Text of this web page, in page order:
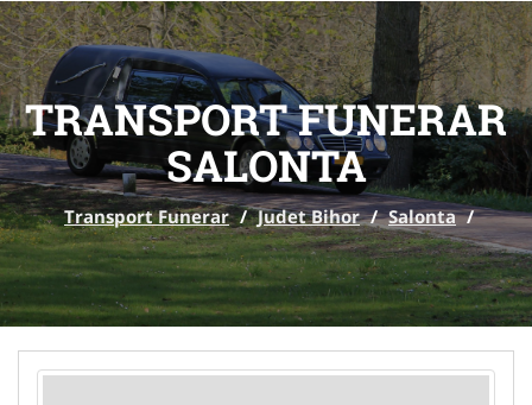
TRANSPORT FUNERAR
SALONTA
Transport Funerar / Judet Bihor / Salonta /